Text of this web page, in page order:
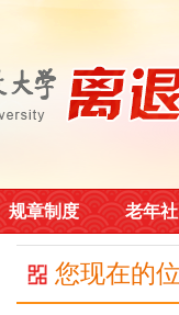
规章制度 老年
您现在的